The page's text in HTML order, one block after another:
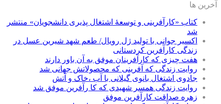
آخرین ها
کتاب «کارآفرینی و توسعۀ اشتغال پذیری دانشجویان» منتشر
شد
اکسیر جوانی با تولید ژل رویال/ طعم شهد شیرین عسل‌ در
زندگی کارآفرین کردستانی
هفت چیزی که کارآفرینان موفق به آن باور دارند
روایت زندگی که آفرینی که محصولاتش جهانی شد
جادوی اشتغال بانوی گیلانی با آب ،خاک و آتش
روایت زندگی همسر شهیدی که کا رآفرین موفق شد
زهره صداقت کارآفرین موفق